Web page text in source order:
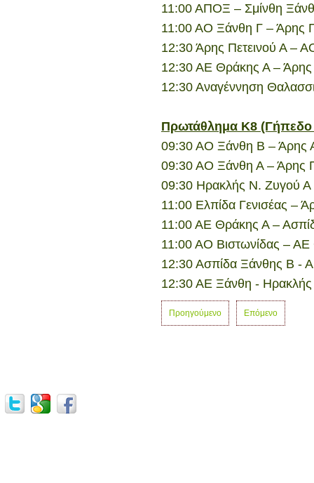
11:00 ΑΠΟΞ – Σμίνθη
11:00 ΑΟ Ξάνθη Γ – Άρης
12:30 Άρης Πετεινού Α –
12:30 ΑΕ Θράκης Α – Άρης
12:30 Αναγέννηση
Πρωτάθλημα Κ8
09:30 ΑΟ Ξάνθη Β – Άρης
09:30 ΑΟ Ξάνθη Α – Άρης
09:30 Ηρακλής Ν. Ζυγού
11:00 Ελπίδα Γενισέας –
11:00 ΑΕ Θράκης Α –
11:00 ΑΟ Βιστωνίδας –
12:30 Ασπίδα Ξάνθης Β -
12:30 ΑΕ Ξάνθη -
Προηγούμενο Επόμενο